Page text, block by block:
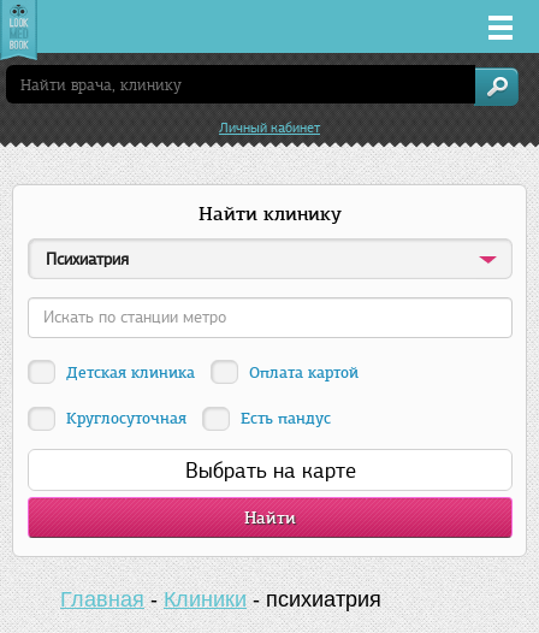
Врачи
Клиники
Лекарства
Акции
Услуги
Личный кабинет
Найти клинику
Психиатрия
Детская клиника Оплата картой
Круглосуточная Есть пандус
Выбрать на карте
Главная-Клиники-психиатрия